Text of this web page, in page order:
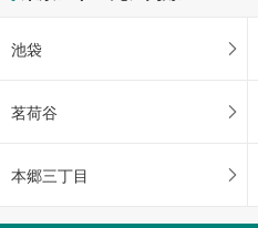
池袋
茗荷谷
本郷三丁目